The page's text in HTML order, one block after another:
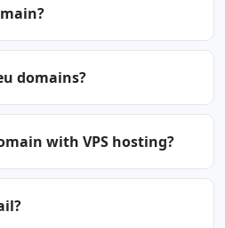
domains?
with VPS hosting?